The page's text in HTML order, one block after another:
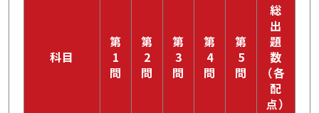
科目
第
1
問
第
2
問
第
3
問
第
4
問
第
5
問
総
出
題
数
（各
配
点）